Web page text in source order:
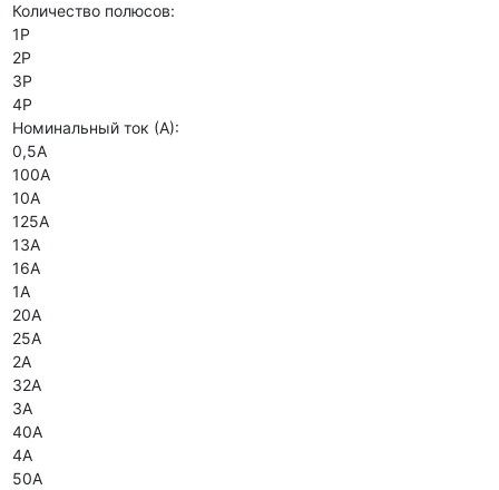
Количество полюсов:
1P
2P
3P
4P
Номинальный ток (А):
0,5А
100А
10А
125А
13А
16А
1А
20А
25А
2А
32А
3А
40А
4А
50А